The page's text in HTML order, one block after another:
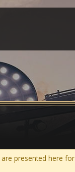
presented here for